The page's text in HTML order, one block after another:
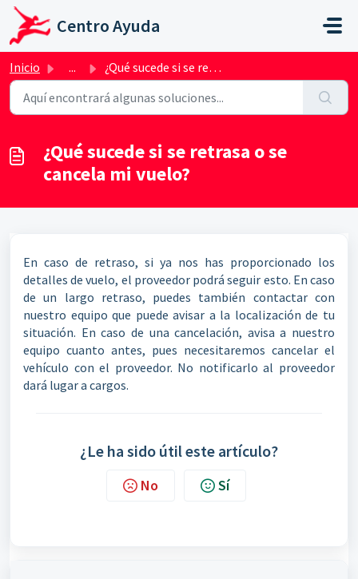
Saltar al contenido principal
Centro Ayuda
Inicio ... ¿Qué sucede si se retrasa o se cancela mi vuelo?
¿Qué sucede si se retrasa o se
cancela mi vuelo?
En caso de retraso, si ya nos has proporcionado los
detalles de vuelo, el proveedor podrá seguir esto. En caso
de un largo retraso, puedes también contactar con
nuestro equipo que puede avisar a la localización de tu
situación. En caso de una cancelación, avisa a nuestro
equipo cuanto antes, pues necesitaremos cancelar el
vehículo con el proveedor. No notificarlo al proveedor
dará lugar a cargos.
¿Le ha sido útil este artículo?
No Sí